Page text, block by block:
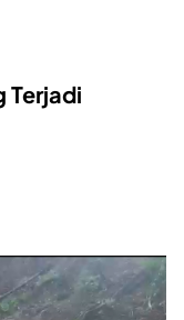
Terjadi